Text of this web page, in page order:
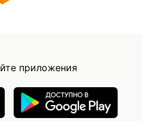
приложения